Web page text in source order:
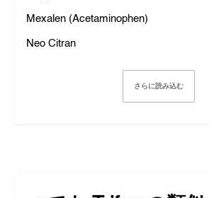
Mexalen (Acetaminophen)
Neo Citran
さらに読み込む